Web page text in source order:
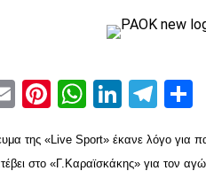
EmailPinterest
WhatsApp
της «Live Sport» έκανε λόγο για
στο «Γ.Καραϊσκάκης» για τον